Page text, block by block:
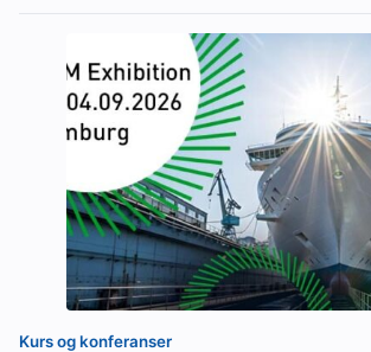
Kurs og konferanser